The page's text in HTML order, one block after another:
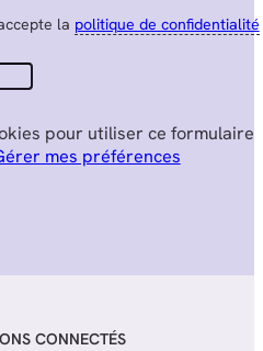
la politique de confidentialité
pour utiliser ce formulaire
mes préférences
CONNECTÉS